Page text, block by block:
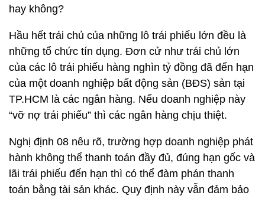
hay không?
Hầu hết trái chủ của những lô trái phiếu lớn đều là
những tổ chức tín dụng. Đơn cử như trái chủ lớn
của các lô trái phiếu hàng nghìn tỷ đồng đã đến hạn
của một doanh nghiệp bất động sản (BĐS) sản tại
TP.HCM là các ngân hàng. Nếu doanh nghiệp này
“vỡ nợ trái phiếu” thì các ngân hàng chịu thiệt.
Nghị định 08 nêu rõ, trường hợp doanh nghiệp phát
hành không thể thanh toán đầy đủ, đúng hạn gốc và
lãi trái phiếu đến hạn thì có thể đàm phán thanh
toán bằng tài sản khác. Quy định này vẫn đảm bảo